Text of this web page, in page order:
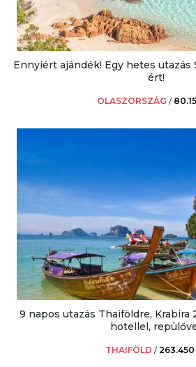
Ennyiért ajándék! Egy hetes utazás
ért!
OLASZORSZÁG /
9 napos utazás Thaiföldre, Krabira
hotellel,
THAIFÖLD /263.450